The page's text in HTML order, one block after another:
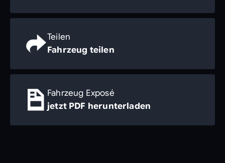
Teilen
Fahrzeug teilen
Fahrzeug Exposé
jetzt PDF herunterladen